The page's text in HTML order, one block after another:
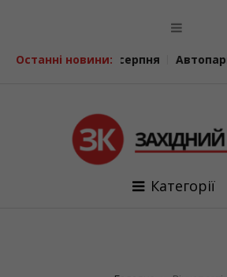
Останні новини:
погоди на 9 серпня Автопарк
Категорії